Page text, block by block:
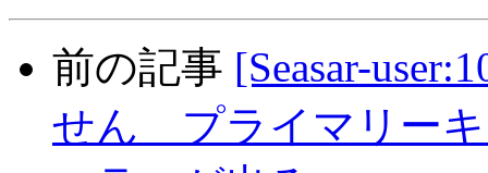
前の記事 [Seasar-
せん プライマリー